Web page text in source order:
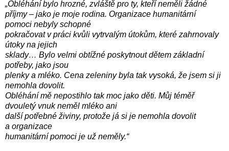
„Obléhání bylo hrozné, zvláště pro ty, kteří neměli žádné
příjmy – jako je moje rodina. Organizace humanitární
pomoci nebyly schopné
pokračovat v práci kvůli vytrvalým útokům, které zahrnovaly
útoky na jejich
sklady… Bylo velmi obtížné poskytnout dětem základní
potřeby, jako jsou
plenky a mléko. Cena zeleniny byla tak vysoká, že jsem si ji
nemohla dovolit.
Obléhání mě nepostihlo tak moc jako děti. Můj téměř
dvouletý vnuk neměl mléko ani
další potřebné živiny, protože já si je nemohla dovolit
a organizace
humanitární pomoci je už neměly.“